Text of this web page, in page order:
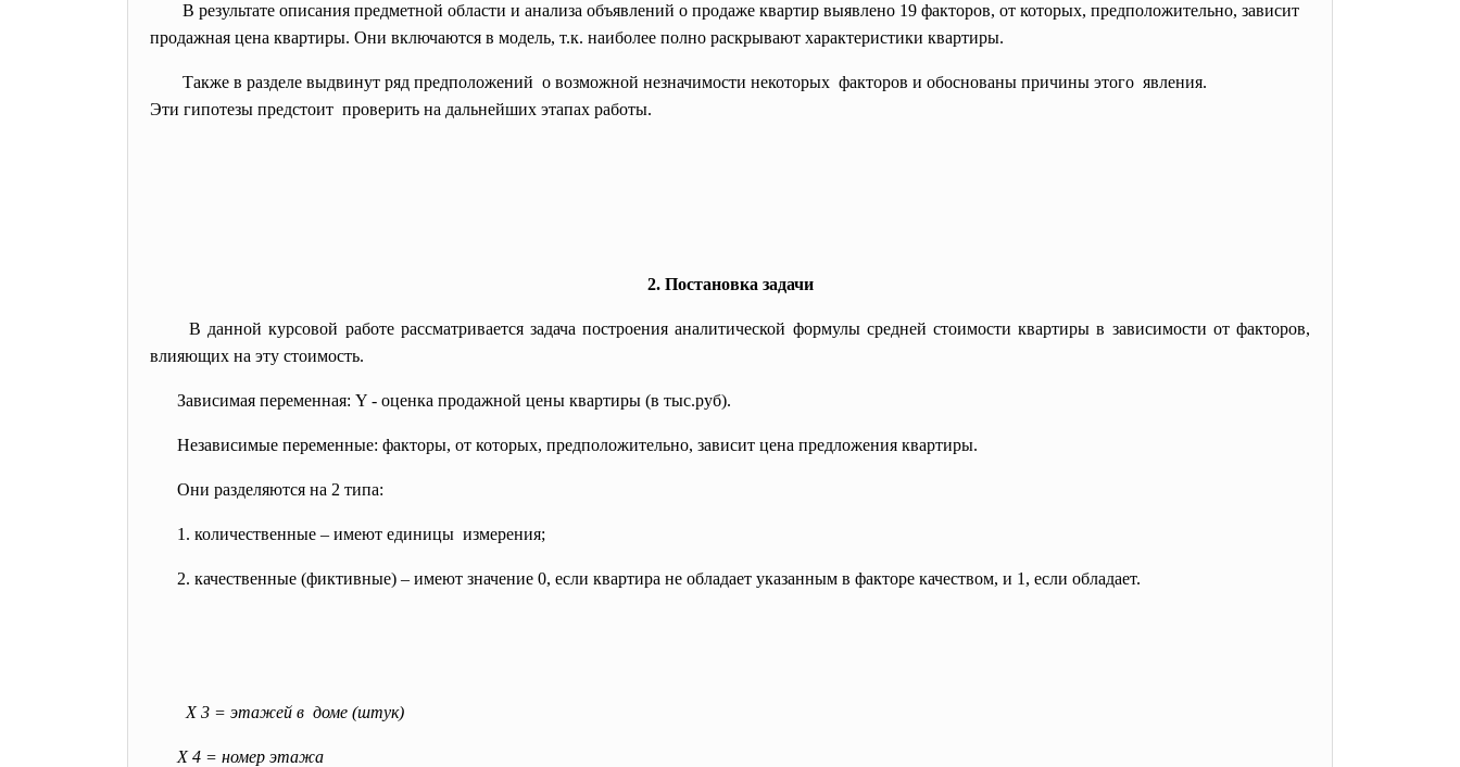
В результате описания предметной области и анализа объявлений о продаже квартир выявлено 19 факторов, от которых, предположительно, зависит
продажная цена квартиры. Они включаются в модель, т.к. наиболее полно раскрывают характеристики квартиры.
Также в разделе выдвинут ряд предположений о возможной незначимости некоторых факторов и обоснованы причины этого явления.
Эти гипотезы предстоит проверить на дальнейших этапах работы.
2. Постановка задачи
В данной курсовой работе рассматривается задача построения аналитической формулы средней стоимости квартиры в зависимости от факторов,
влияющих на эту стоимость.
Зависимая переменная: Y - оценка продажной цены квартиры (в тыс.руб).
Независимые переменные: факторы, от которых, предположительно, зависит цена предложения квартиры.
Они разделяются на 2 типа:
1. количественные – имеют единицы измерения;
2. качественные (фиктивные) – имеют значение 0, если квартира не обладает указанным в факторе качеством, и 1, если обладает.
Х 3 = этажей в доме (штук)
Х 4 = номер этажа